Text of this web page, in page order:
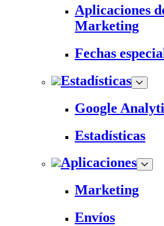
Aplicaciones
Marketing
Fechas
Estadísticas
Google
Estadísticas
Aplicaciones
Marketing
Envíos